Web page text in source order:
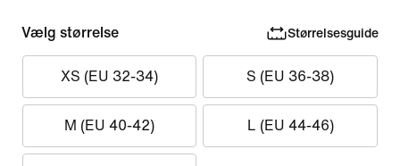
Vælg størrelse Størrelsesguide
XS (EU 32-34) S (EU 36-38)
M (EU 40-42) L (EU 44-46)